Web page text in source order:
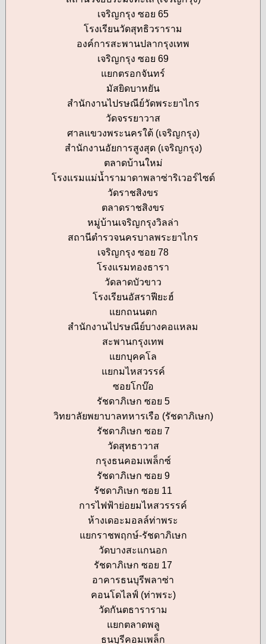
เจริญกรุง ซอย 65
โรงเรียนวัดสุทธิวราราม
องค์การสะพานปลากรุงเทพ
เจริญกรุง ซอย 69
แยกตรอกจันทร์
มัสยิดบาหยัน
สำนักงานไปรษณีย์วัดพระยาไกร
วัดจรรยาวาส
ศาลแขวงพระนครใต้ (เจริญกรุง)
สำนักงานอัยการสูงสุด (เจริญกรุง)
ตลาดบ้านใหม่
โรงแรมแม่น้ำรามาดาพลาซ่าริเวอร์ไซด์
วัดราชสิงขร
ตลาดราชสิงขร
หมู่บ้านเจริญกรุงวิลล่า
สถานีตำรวจนครบาลพระยาไกร
เจริญกรุง ซอย 78
โรงแรมทองธารา
วัดลาดบัวขาว
โรงเรียนอัสราฟียะฮ์
แยกถนนตก
สำนักงานไปรษณีย์บางคอแหลม
สะพานกรุงเทพ
แยกบุคคโล
แยกมไหสวรรค์
ซอยโกบ๊อ
รัชดาภิเษก ซอย 5
วิทยาลัยพยาบาลทหารเรือ (รัชดาภิเษก)
รัชดาภิเษก ซอย 7
วัดสุทธาวาส
กรุงธนคอมเพล็กซ์
รัชดาภิเษก ซอย 9
รัชดาภิเษก ซอย 11
การไฟฟ้าย่อยมไหสวรรรค์
ห้างเดอะมอลล์ท่าพระ
แยกราชพฤกษ์-รัชดาภิเษก
วัดบางสะแกนอก
รัชดาภิเษก ซอย 17
อาคารธนบุรีพลาซ่า
คอนโดไลฟ์ (ท่าพระ)
วัดกันตธาราราม
แยกตลาดพลู
ธนบุรีคอมเพล็ก